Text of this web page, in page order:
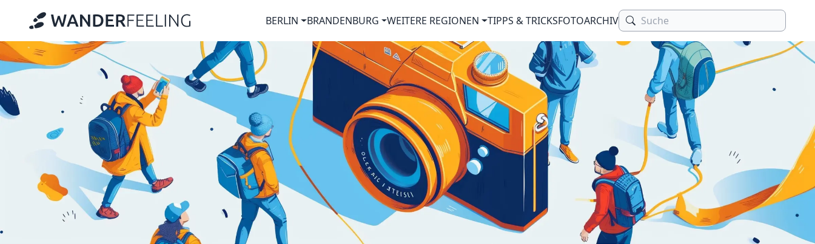
BERLIN BRANDENBURG WEITERE REGIONEN TIPPS & TRICKSFOTOARCHIV